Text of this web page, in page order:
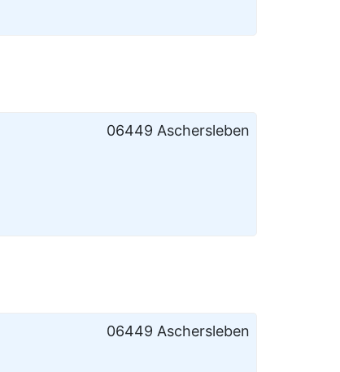
06449 Aschersleben
06449 Aschersleben